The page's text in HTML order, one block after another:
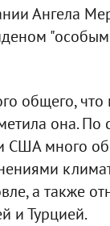
Ангела
общего,
она.
США много
а также
и Турцией.